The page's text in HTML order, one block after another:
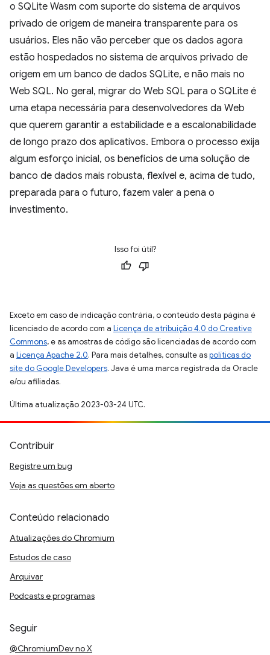
o SQLite Wasm com suporte do sistema de arquivos
privado de origem de maneira transparente para os
usuários. Eles não vão perceber que os dados agora
estão hospedados no sistema de arquivos privado de
origem em um banco de dados SQLite, e não mais no
Web SQL. No geral, migrar do Web SQL para o SQLite é
uma etapa necessária para desenvolvedores da Web
que querem garantir a estabilidade e a escalonabilidade
de longo prazo dos aplicativos. Embora o processo exija
algum esforço inicial, os benefícios de uma solução de
banco de dados mais robusta, flexível e, acima de tudo,
preparada para o futuro, fazem valer a pena o
investimento.
Isso foi útil?
Exceto em caso de indicação contrária, o conteúdo desta página é
licenciado de acordo com a Licença de atribuição 4.0 do Creative
Commons, e as amostras de código são licenciadas de acordo com
a Licença Apache 2.0. Para mais detalhes, consulte aspolíticas do
site do Google Developers. Java é uma marca registrada da Oracle
e/ou afiliadas.
Última atualização 2023-03-24 UTC.
Contribuir
Registre um bug
Veja as questões em aberto
Conteúdo relacionado
Atualizações do Chromium
Estudos de caso
Arquivar
Podcasts e programas
Seguir
@ChromiumDev no X